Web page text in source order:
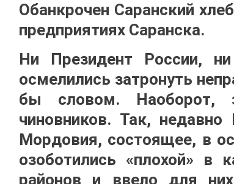
Обанкрочен Саранский
предприятиях Саранска.
Ни Президент России,
осмелились затронуть
бы словом. Наоборот,
чиновников. Так, недавно
Мордовия, состоящее, в
озоботились «плохой» в
районов и ввело для